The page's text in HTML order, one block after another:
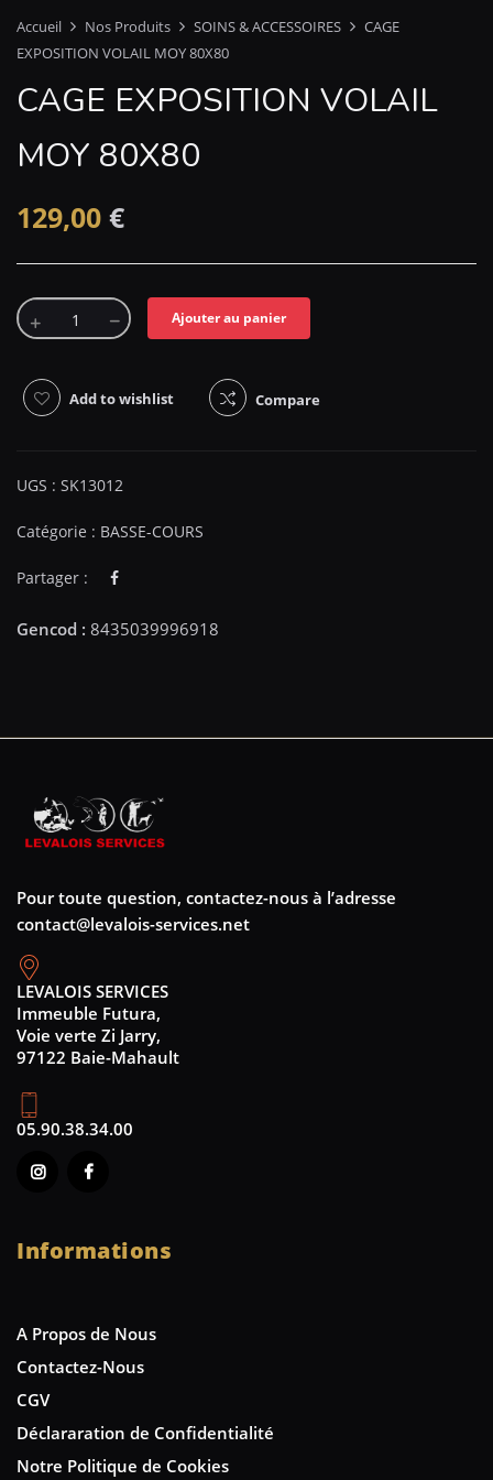
Accueil Nos Produits SOINS & ACCESSOIRES
CAGE
EXPOSITION VOLAIL MOY 80X80
CAGE EXPOSITION VOLAIL
MOY 80X80
129,00 €
Ajouter au panier
Add to wishlist Compare
UGS : SK13012
Catégorie : BASSE-COURS
Partager :
Pour toute question, contactez-nous à l’adresse
contact@levalois-services.net
LEVALOIS SERVICES
Immeuble Futura,
Voie verte Zi Jarry,
97122 Baie-Mahault
05.90.38.34.00
Informations
A Propos de Nous
Contactez-Nous
CGV
Déclararation de Confidentialité
Notre Politique de Cookies